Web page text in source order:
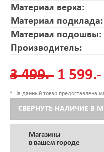
Материал верха:
Материал подклада:
Материал подошвы:
Производитель:
3 499.- 1 599.-
* На данный товар предоставлена
СВЕРНУТЬ НАЛИЧИЕ В
Магазины
в вашем городе